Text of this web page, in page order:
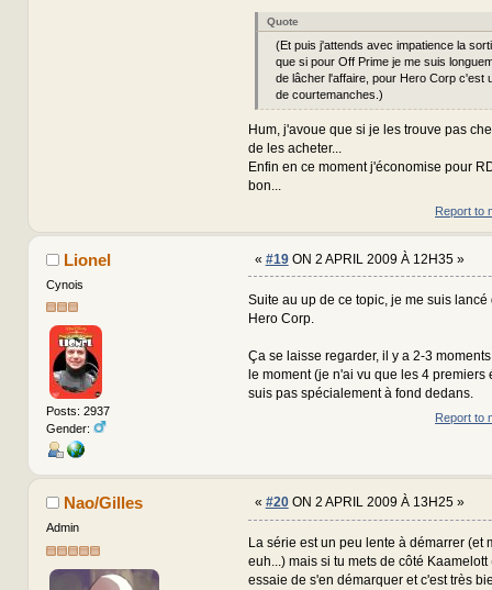
Quote
(Et puis j'attends avec impatience la
que si pour Off Prime je me suis
de lâcher l'affaire, pour Hero Corp c'est
de courtemanches.)
Hum, j'avoue que si je les trouve pas
de les acheter...
Enfin en ce moment j'économise pour
bon...
Report to
Lionel
Cynois
Posts: 2937
Gender:
« #19ON 2 APRIL 2009 À 12H35 »
Suite au up de ce topic, je me suis lancé
Hero Corp.
Ça se laisse regarder, il y a 2-3
le moment (je n'ai vu que les 4 premiers
suis pas spécialement à fond dedans.
Report to
Nao/Gilles
Admin
« #20ON 2 APRIL 2009 À 13H25 »
La série est un peu lente à démarrer (et
euh...) mais si tu mets de côté Kaamelott
essaie de s'en démarquer et c'est très